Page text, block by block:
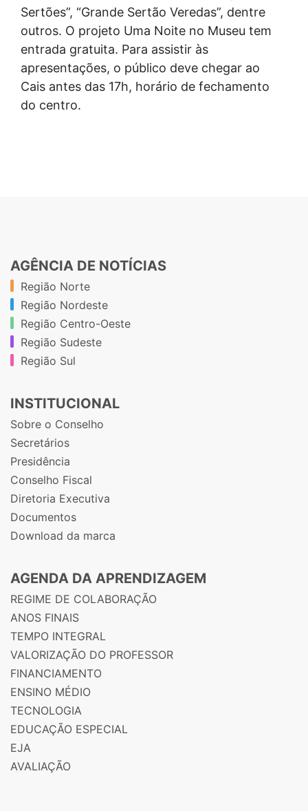
Sertões”, “Grande Sertão Veredas”, dentre
outros. O projeto Uma Noite no Museu tem
entrada gratuita. Para assistir às
apresentações, o público deve chegar ao
Cais antes das 17h, horário de fechamento
do centro.
AGÊNCIA DE NOTÍCIAS
Região Norte
Região Nordeste
Região Centro-Oeste
Região Sudeste
Região Sul
INSTITUCIONAL
Sobre o Conselho
Secretários
Presidência
Conselho Fiscal
Diretoria Executiva
Documentos
Download da marca
AGENDA DA APRENDIZAGEM
REGIME DE COLABORAÇÃO
ANOS FINAIS
TEMPO INTEGRAL
VALORIZAÇÃO DO PROFESSOR
FINANCIAMENTO
ENSINO MÉDIO
TECNOLOGIA
EDUCAÇÃO ESPECIAL
EJA
AVALIAÇÃO